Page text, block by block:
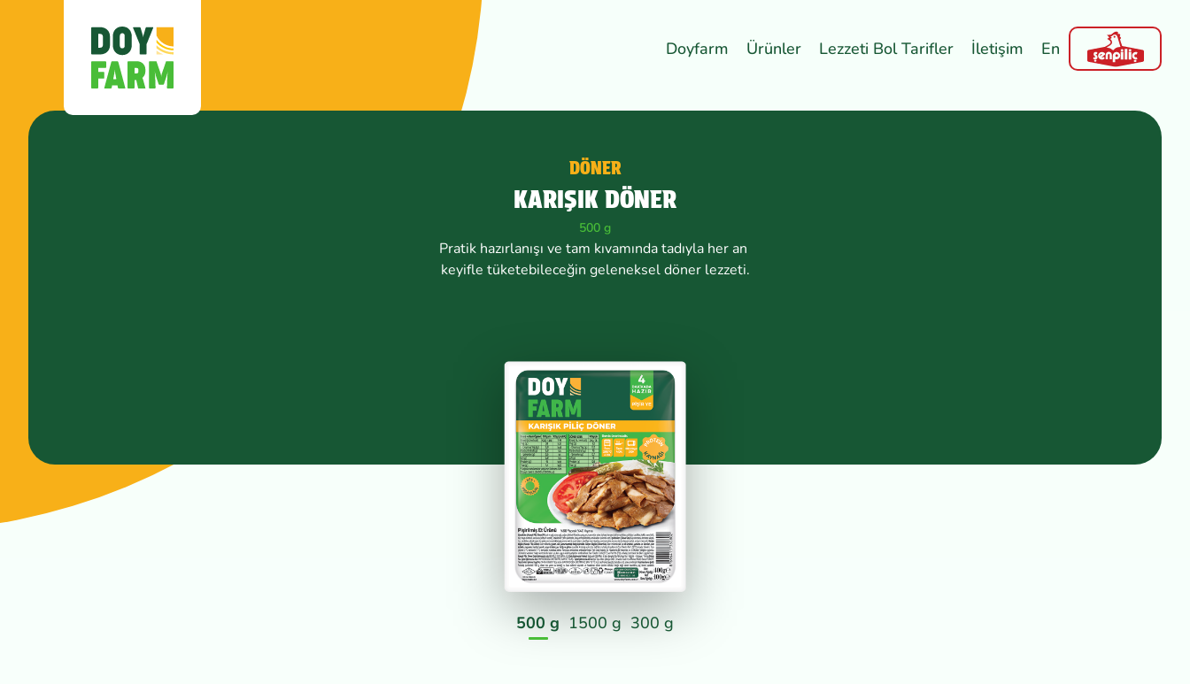
Doyfarm Ürünler Lezzeti Bol Tarifler İletişim En
DÖNER
KARIŞIK DÖNER
500 g
Pratik hazırlanışı ve tam kıvamında tadıyla her an
keyifle tüketebileceğin geleneksel döner lezzeti.
500 g 1500 g 300 g